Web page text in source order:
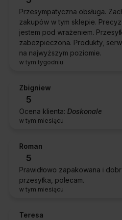
Przesympatyczna obsługa.
zakupów w tym sklepie.
jestem pod wrażeniem.
zabezpieczona. Produkty,
na najwyższym poziomie.
w tym tygodniu
Zbigniew
5
Ocena klienta: Doskonale
w tym miesiącu
Roman
5
Prawidłowo zapakowana i
przesyłka, polecam.
w tym miesiącu
Teresa